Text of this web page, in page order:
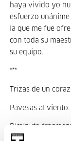
haya vivido yo
esfuerzo
la que me fue
con toda su
su equipo.
***
Trizas de un
Pavesas al viento.
Diminuto